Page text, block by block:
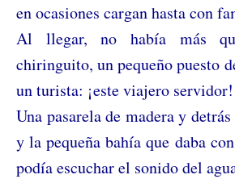
en ocasiones cargan hasta con
Al llegar, no había más
chiringuito, un pequeño puesto
un turista: ¡este viajero servidor!
Una pasarela de madera y
y la pequeña bahía que daba
podía escuchar el sonido del